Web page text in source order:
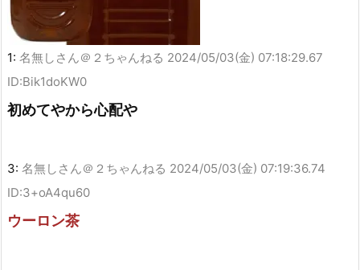
1: 名無しさん＠２ちゃんねる 2024/05/03(金) 07:18:29.67
ID:Bik1doKW0
初めてやから心配や
3: 名無しさん＠２ちゃんねる 2024/05/03(金) 07:19:36.74
ID:3+oA4qu60
ウーロン茶